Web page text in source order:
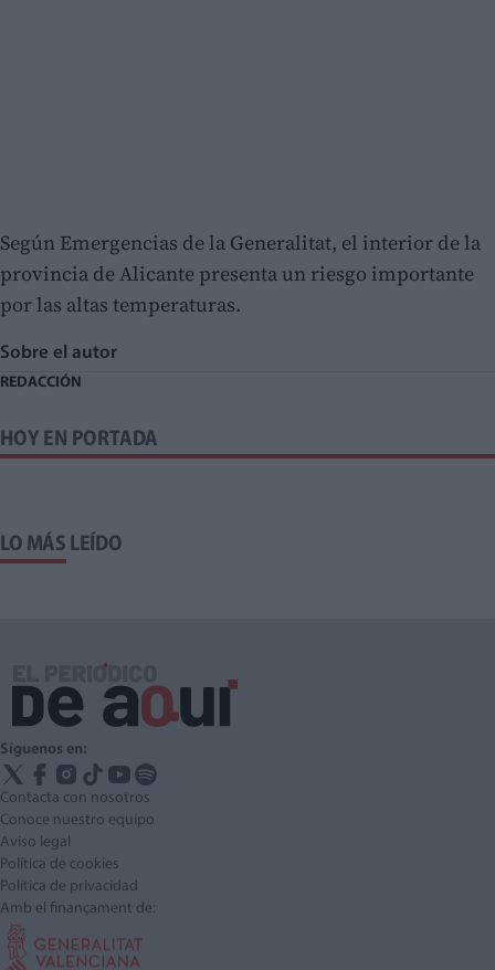
Según Emergencias de la Generalitat, el interior de la
provincia de Alicante presenta un riesgo importante
por las altas temperaturas.
Sobre el autor
REDACCIÓN
HOY EN PORTADA
LO MÁS LEÍDO
Síguenos en:
Contacta con nosotros
Conoce nuestro equipo
Aviso legal
Política de cookies
Política de privacidad
Amb el finançament de: